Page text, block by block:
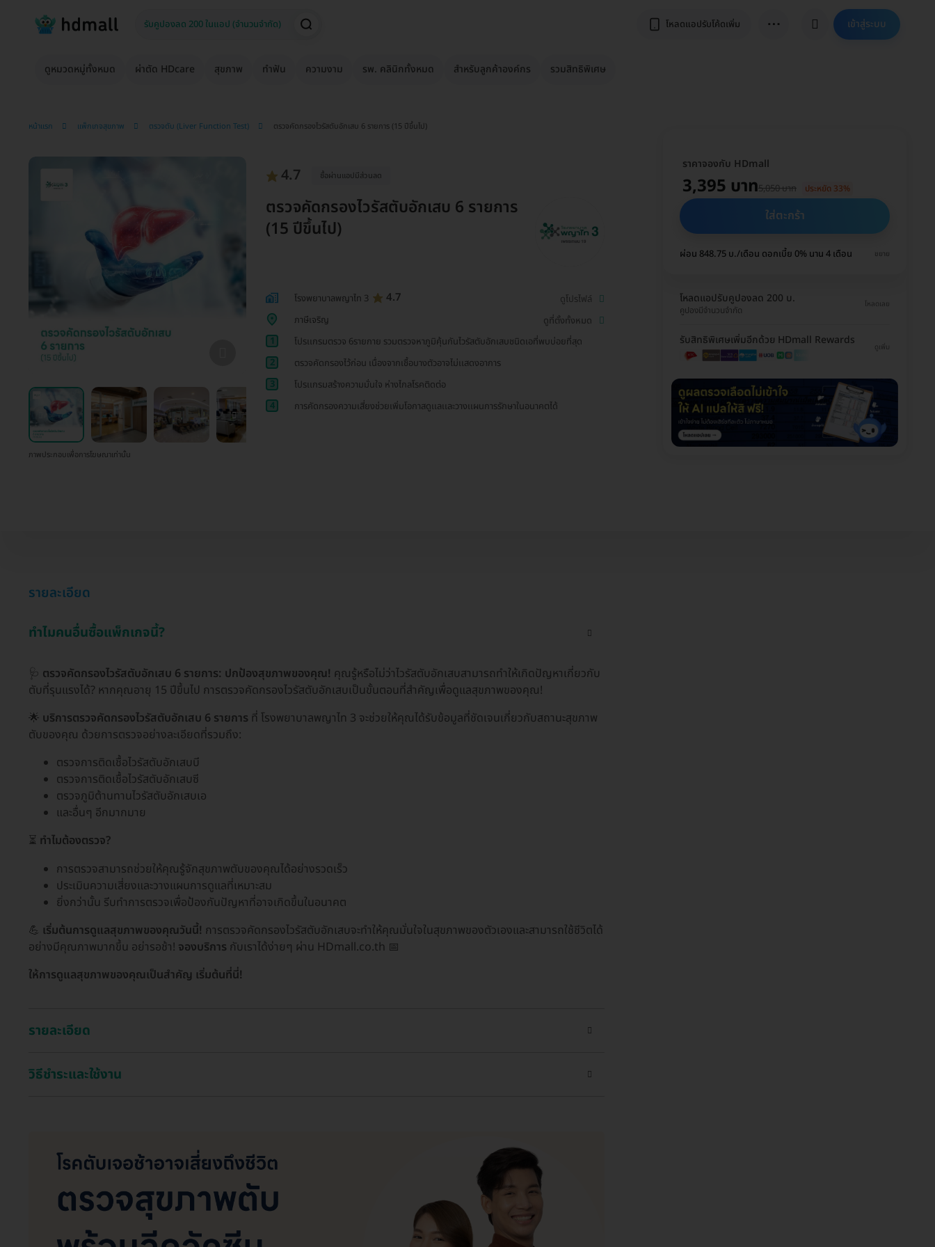
โหลดแอปรับโค้ดเพิ่ม ⋯ เข้าสู่ระบบ
ดูหมวดหมู่ทั้งหมด ผ่าตัด HDcare สุขภาพ ทำฟัน ความงาม รพ. คลินิกทั้งหมด สำหรับลูกค้าองค์กร รวมสิทธิพิเศษ
หน้าแรก แพ็กเกจสุขภาพ ตรวจตับ (Liver Function Test) ตรวจคัดกรองไวรัสตับอักเสบ 6 รายการ (15 ปีขึ้นไป)
ภาพประกอบเพื่อการโฆษณาเท่านั้น
4.7 ซื้อผ่านเเอปมีส่วนลด
ตรวจคัดกรองไวรัสตับอักเสบ 6 รายการ
(15 ปีขึ้นไป)
โรงพยาบาลพญาไท 3 4.7
ดูโปรไฟล์
ภาษีเจริญ
ดูที่ตั้งทั้งหมด
1
โปรเเกรมตรวจ 6รายกาย รวมตรวจหาภูมิคุ้นกันไวรัสตับอักเสบชนิดเอที่พบบ่อยที่สุด
2
ตรวจคัดกรองไว้ก่อน เนื่องจากเชื้อบางตัวอาจไม่เเสดงอาการ
3
โปรเเกรมสร้างความมั่นใจ ห่างไกลโรคติดต่อ
4
การคัดกรองความเสี่ยงช่วยเพิ่มโอกาสดูเเลเเละวางเเผนการรักษาในอนาคตได้
ราคาจองกับ HDmall
3,395 บาท5,050 บาท ประหยัด 33%
ใส่ตะกร้า
ผ่อน 848.75 บ./เดือน ดอกเบี้ย 0% นาน 4 เดือน ขยาย
โหลดแอปรับคูปองลด 200 บ.
คูปองมีจำนวนจำกัด
โหลดเลย
รับสิทธิพิเศษเพิ่มอีกด้วย HDmall Rewards
ดูเพิ่ม
รายละเอียด
ทำไมคนอื่นซื้อแพ็กเกจนี้?
🩺 ตรวจคัดกรองไวรัสตับอักเสบ 6 รายการ: ปกป้องสุขภาพของคุณ! คุณรู้หรือไม่ว่าไวรัสตับอักเสบสามารถทำให้เกิดปัญหาเกี่ยวกับ
ตับที่รุนแรงได้? หากคุณอายุ 15 ปีขึ้นไป การตรวจคัดกรองไวรัสตับอักเสบเป็นขั้นตอนที่สำคัญเพื่อดูแลสุขภาพของคุณ!
🌟 บริการตรวจคัดกรองไวรัสตับอักเสบ 6 รายการ ที่ โรงพยาบาลพญาไท 3 จะช่วยให้คุณได้รับข้อมูลที่ชัดเจนเกี่ยวกับสถานะสุขภาพ
ตับของคุณ ด้วยการตรวจอย่างละเอียดที่รวมถึง:
ตรวจการติดเชื้อไวรัสตับอักเสบบี
ตรวจการติดเชื้อไวรัสตับอักเสบซี
ตรวจภูมิต้านทานไวรัสตับอักเสบเอ
และอื่นๆ อีกมากมาย
⏳ ทำไมต้องตรวจ?
การตรวจสามารถช่วยให้คุณรู้จักสุขภาพตับของคุณได้อย่างรวดเร็ว
ประเมินความเสี่ยงและวางแผนการดูแลที่เหมาะสม
ยิ่งกว่านั้น รีบทำการตรวจเพื่อป้องกันปัญหาที่อาจเกิดขึ้นในอนาคต
💪 เริ่มต้นการดูแลสุขภาพของคุณวันนี้! การตรวจคัดกรองไวรัสตับอักเสบจะทำให้คุณมั่นใจในสุขภาพของตัวเองและสามารถใช้ชีวิตได้
อย่างมีคุณภาพมากขึ้น อย่ารอช้า! จองบริการ กับเราได้ง่ายๆ ผ่าน HDmall.co.th 📅
ให้การดูแลสุขภาพของคุณเป็นสำคัญ เริ่มต้นที่นี่!
รายละเอียด
วิธีชำระและใช้งาน